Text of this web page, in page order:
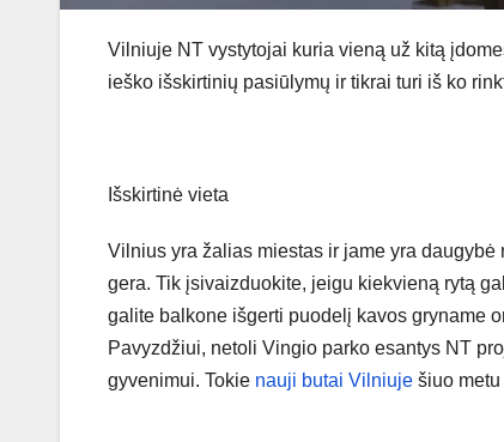
Vilniuje NT vystytojai kuria vieną už kitą
ieško išskirtinių pasiūlymų ir tikrai turi iš ko
Išskirtinė vieta
Vilnius yra žalias miestas ir jame yra
gera. Tik įsivaizduokite, jeigu kiekvieną rytą
galite balkone išgerti puodelį kavos gryname
Pavyzdžiui, netoli Vingio parko esantys NT
gyvenimui. Tokie nauji butai Vilniuje šiuo